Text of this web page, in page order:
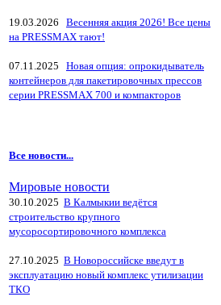
19.03.2026
Весенняя акция 2026! Все цены
на PRESSMAX тают!
07.11.2025
Новая опция: опрокидыватель
контейнеров для пакетировочных прессов
серии PRESSMAX 700 и компакторов
Все новости...
Мировые новости
30.10.2025 В Калмыкии ведётся
строительство крупного
мусоросортировочного комплекса
27.10.2025 В Новороссийске введут в
эксплуатацию новый комплекс утилизации
ТКО